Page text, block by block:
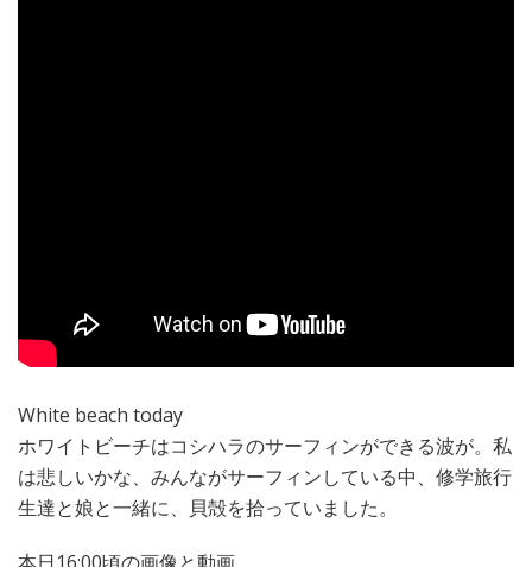
White beach today
ホワイトビーチはコシハラのサーフィンができる波が。私
は悲しいかな、みんながサーフィンしている中、修学旅行
生達と娘と一緒に、貝殻を拾っていました。